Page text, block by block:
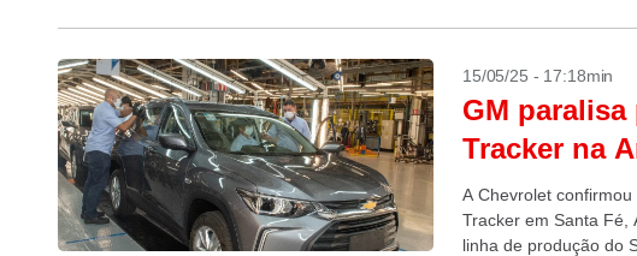
15/05/25 - 17:18min
GM
Tracker na
A Chevrolet
Tracker em Santa Fé,
linha de produção do